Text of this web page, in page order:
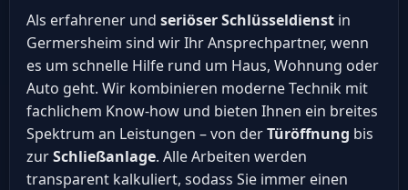
Als erfahrener und seriöser Schlüsseldienst in
Germersheim sind wir Ihr Ansprechpartner, wenn
es um schnelle Hilfe rund um Haus, Wohnung oder
Auto geht. Wir kombinieren moderne Technik mit
fachlichem Know-how und bieten Ihnen ein breites
Spektrum an Leistungen – von derTüröffnung bis
zurSchließanlage. Alle Arbeiten werden
transparent kalkuliert, sodass Sie immer einen